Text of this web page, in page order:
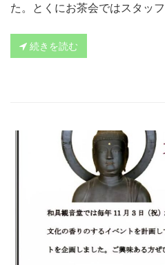
た。とくにお茶会ではスタッ
続きを読む